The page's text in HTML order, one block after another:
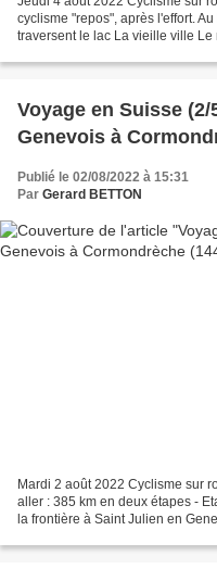
cyclisme "repos", après l'effort.
traversent le lac La vieille ville Le
Voyage en Suisse
Genevois à
Publié le 02/08/2022 à 15:31
Par Gerard BETTON
Mardi 2 août 2022 Cyclisme sur
aller : 385 km en deux étapes -
la frontière à Saint Julien en